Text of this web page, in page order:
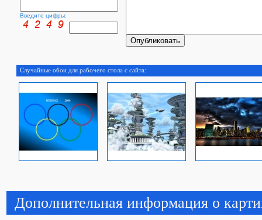
Введите цифры:
Случайные обои для рабочего стола с сайта:
Дополнительная информация о